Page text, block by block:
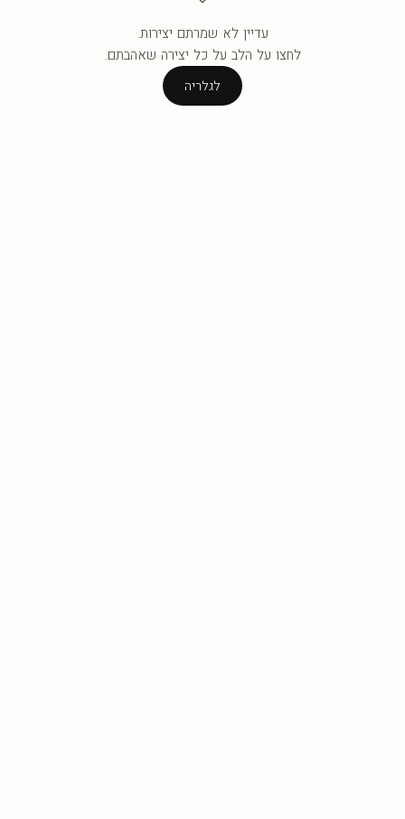
חומרים:
הבחירה בחומר
— מרקם
כפרי או בוהו,
זכוכית מחוסמת
מחזיר אור
אין כאן בחירה
הוא חמים וביתי,
ההבטחה
מלאי גנרי
אם יש לכם
תמונת חיה אחת
נדיב, ולבחור
אוסף תמונות
העגלה ריקה עדיין.
עדיין לא שמרתם יצירות.
לחצו על הלב על כל יצירה שאהבתם.
לגלריה